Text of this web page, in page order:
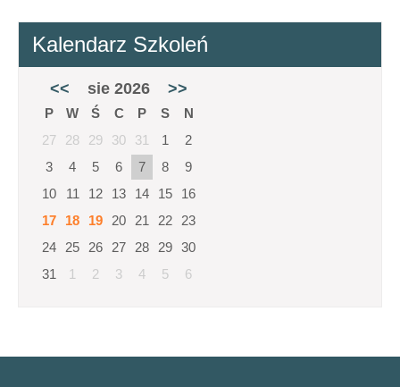
Kalendarz Szkoleń
<< sie 2026 >>
P W Ś C P S
N
27
28 29 30 31 1
2
3
4 5 6 7 8
9
10
11 12 13 14 15
16
17
18 19 20 21 22
23
24
25 26 27 28 29 30
31
1 2 3 4 5 6